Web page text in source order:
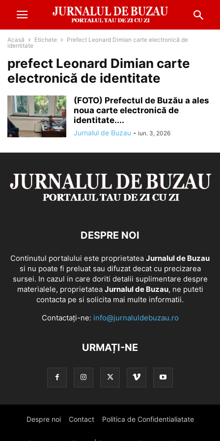
Acasă Etichete
Prefect Leonard Dimian carte electronică de
identitate
prefect Leonard Dimian carte
electronică de identitate
(FOTO) Prefectul de Buzău a ales
noua carte electronică de
identitate....
Jurnalul de Buzau - iun. 3, 2026
DESPRE NOI
Continutul portalului este proprietatea Jurnalul de Buzau
si nu poate fi preluat sau difuzat decat cu precizarea
sursei. In cazul in care doriti detalii suplimentare despre
materialele, proprietatea Jurnalul de Buzau, ne puteti
contacta pe si solicita mai multe informatii.
Contactați-ne: info@jurnaluldebuzau.ro
URMAȚI-NE
Despre noi Contact Politica de Confidentialiatate